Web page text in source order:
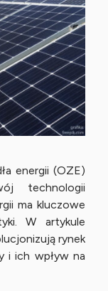
energii (OZE)
technologii
ma kluczowe
W artykule
rynek
i ich wpływ na